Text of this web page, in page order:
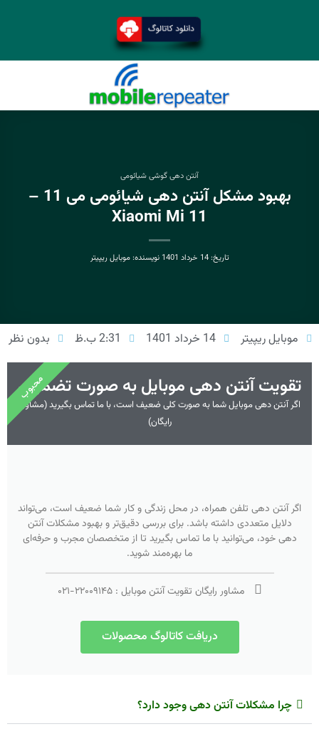
آنتن دهی گوشی شیائومی
بهبود مشکل آنتن دهی شیائومی می 11 –
Xiaomi Mi 11
تاریخ:14 خرداد 1401 نویسنده:موبایل ریپیتر
موبایل ریپیتر 14 خرداد 1401 2:31 ب.ظ بدون نظر
تقویت آنتن دهی موبایل به صورت تضمینی
اگر آنتن دهی موبایل شما به صورت کلی ضعیف است، با ما تماس بگیرید (مشاوره
رایگان)
اگر آنتن دهی تلفن همراه، در محل زندگی و کار شما ضعیف است، می‌تواند
دلایل متعددی داشته باشد. برای بررسی دقیق‌تر و بهبود مشکلات آنتن
دهی خود، می‌توانید با ما تماس بگیرید تا از متخصصان مجرب و حرفه‌ای
ما بهره‌مند شوید.
مشاور رایگان تقویت آنتن موبایل :۲۲۰۰۹۱۴۵-۰۲۱
دریافت کاتالوگ محصولات
محبوب
چرا مشکلات آنتن دهی وجود دارد؟